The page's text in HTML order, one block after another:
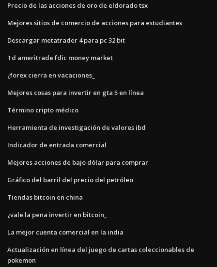
Precio de las acciones de oro de eldorado tsx
Mejores sitios de comercio de acciones para estudiantes
Descargar metatrader 4 para pc 32 bit
Td ameritrade fdic money market
¿forex cierra en vacaciones_
Mejores cosas para invertir en gta 5 en línea
Término cripto médico
Herramienta de investigación de valores ibd
Indicador de entrada comercial
Mejores acciones de bajo dólar para comprar
Gráfico del barril del precio del petróleo
Tiendas bitcoin en china
¿vale la pena invertir en bitcoin_
La mejor cuenta comercial en la india
Actualización en línea del juego de cartas coleccionables de
pokemon